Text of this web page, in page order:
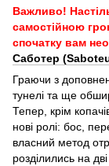
Важливо!
самостійною
спочатку вам
Саботер
Граючи з
тунелі та ще
Тепер, крім
нові ролі: бос,
власний метод
розділились на